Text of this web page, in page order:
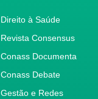
Direito à Saúde
Revista Consensus
Conass Documenta
Conass Debate
Gestão e Redes